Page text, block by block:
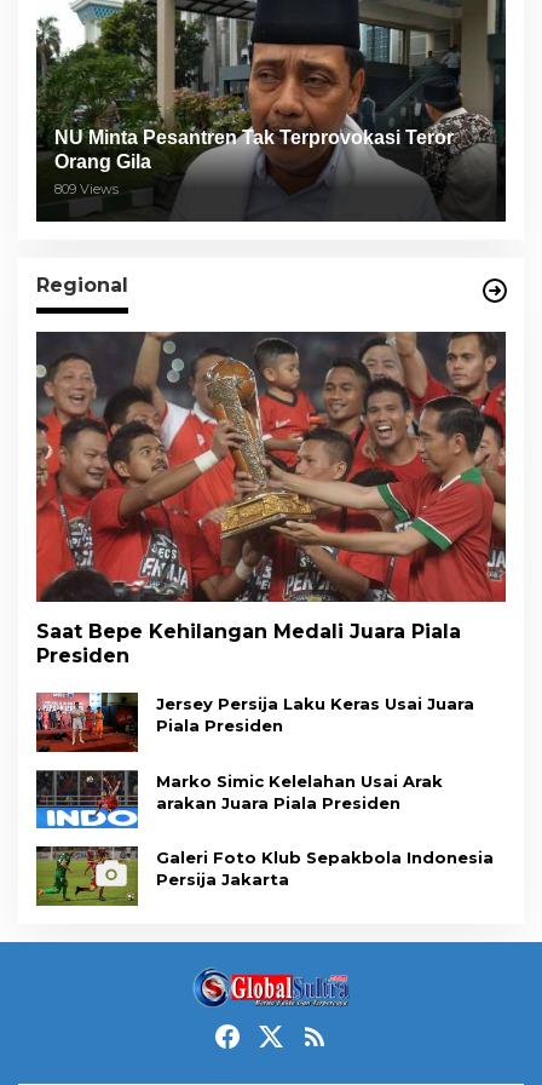
NU Minta Pesantren Tak Terprovokasi Teror
Orang Gila
809 Views
Regional
Saat Bepe Kehilangan Medali Juara Piala
Presiden
Jersey Persija Laku Keras Usai Juara
Piala Presiden
Marko Simic Kelelahan Usai Arak
arakan Juara Piala Presiden
Galeri Foto Klub Sepakbola Indonesia
Persija Jakarta